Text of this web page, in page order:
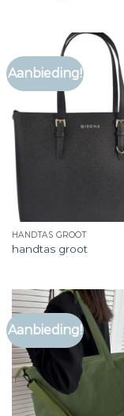
Aanbieding!
HANDTAS GROOT
handtas groot
Aanbieding!